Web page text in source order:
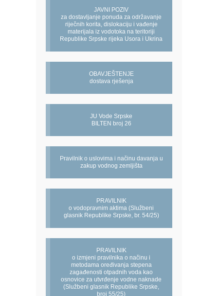
JAVNI POZIV
za dostavljanje ponuda za održavanje
riječnih korita, dislokaciju i vađenje
materijala iz vodotoka na teritoriji
Republike Srpske rijeka Usora i Ukrina
OBAVJEŠTENJE
dostava rješenja
JU Vode Srpske
BILTEN broj 26
Pravilnik o uslovima i načinu davanja u
zakup vodnog zemljišta
PRAVILNIK
o vodopravnim aktima (Službeni
glasnik Republike Srpske, br. 54/25)
PRAVILNIK
o izmjeni pravilnika o načinu i
metodama oređivanja stepena
zagađenosti otpadnih voda kao
osnovice za utvrđenje vodne naknade
(Službeni glasnik Republike Srpske,
broj 55/25)